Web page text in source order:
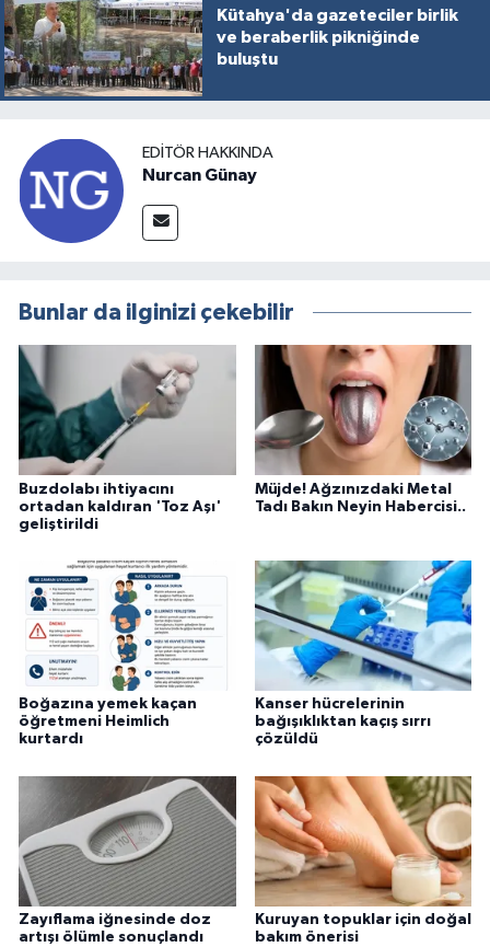
Kütahya'da gazeteciler birlik
ve beraberlik pikniğinde
buluştu
EDITÖR HAKKINDA
Nurcan Günay
Bunlar da ilginizi çekebilir
Buzdolabı ihtiyacını
ortadan kaldıran 'Toz Aşı'
geliştirildi
Müjde! Ağzınızdaki Metal
Tadı Bakın Neyin Habercisi..
Boğazına yemek kaçan
öğretmeni Heimlich
kurtardı
Kanser hücrelerinin
bağışıklıktan kaçış sırrı
çözüldü
Zayıflama iğnesinde doz
artışı ölümle sonuçlandı
Kuruyan topuklar için doğal
bakım önerisi